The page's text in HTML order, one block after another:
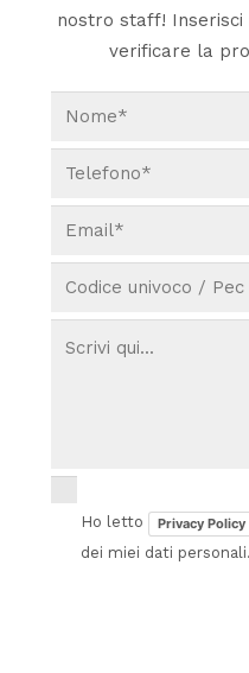
nostro staff!
verificare la
Ho letto Privacy Policy
dei miei dati personali.